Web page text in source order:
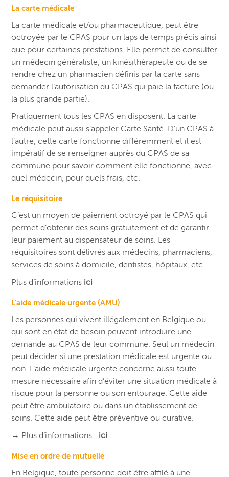
La carte médicale
La carte médicale et/ou pharmaceutique, peut être
octroyée par le CPAS pour un laps de temps précis ainsi
que pour certaines prestations. Elle permet de consulter
un médecin généraliste, un kinésithérapeute ou de se
rendre chez un pharmacien définis par la carte sans
demander l’autorisation du CPAS qui paie la facture (ou
la plus grande partie).
Pratiquement tous les CPAS en disposent. La carte
médicale peut aussi s’appeler Carte Santé. D’un CPAS à
l’autre, cette carte fonctionne différemment et il est
impératif de se renseigner auprès du CPAS de sa
commune pour savoir comment elle fonctionne, avec
quel médecin, pour quels frais, etc.
Le réquisitoire
C’est un moyen de paiement octroyé par le CPAS qui
permet d’obtenir des soins gratuitement et de garantir
leur paiement au dispensateur de soins. Les
réquisitoires sont délivrés aux médecins, pharmaciens,
services de soins à domicile, dentistes, hôpitaux, etc.
Plus d’informations ici
L’aide médicale urgente (AMU)
Les personnes qui vivent illégalement en Belgique ou
qui sont en état de besoin peuvent introduire une
demande au CPAS de leur commune. Seul un médecin
peut décider si une prestation médicale est urgente ou
non. L’aide médicale urgente concerne aussi toute
mesure nécessaire afin d’éviter une situation médicale à
risque pour la personne ou son entourage. Cette aide
peut être ambulatoire ou dans un établissement de
soins. Cette aide peut être préventive ou curative.
→ Plus d’informations : ici
Mise en ordre de mutuelle
En Belgique, toute personne doit être affilé à une